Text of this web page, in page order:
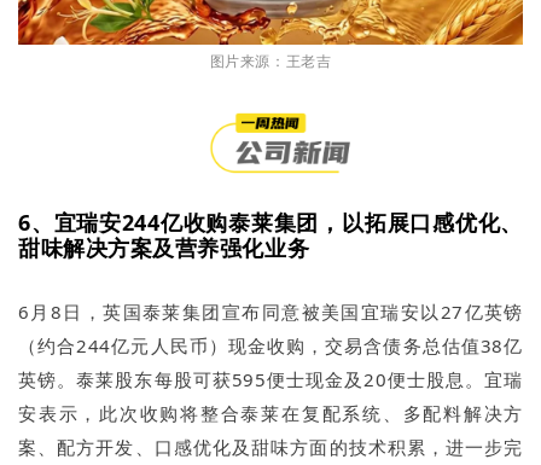
图片来源：王老吉
6、宜瑞安244亿收购泰莱集团，以拓展口感优化、
甜味解决方案及营养强化业务
6月8日，英国泰莱集团宣布同意被美国宜瑞安以27亿英镑
（约合244亿元人民币）现金收购，交易含债务总估值38亿
英镑。泰莱股东每股可获595便士现金及20便士股息。宜瑞
安表示，此次收购将整合泰莱在复配系统、多配料解决方
案、配方开发、口感优化及甜味方面的技术积累，进一步完